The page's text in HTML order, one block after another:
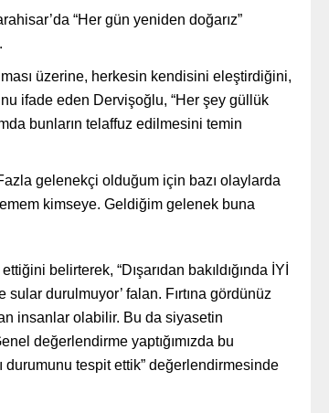
“Her gün yeniden doğarız”
üzerine, herkesin kendisini eleştirdiğini,
ifade eden Dervişoğlu, “Her şey güllük
bunların telaffuz edilmesini temin
gelenekçi olduğum için bazı olaylarda
kimseye. Geldiğim gelenek buna
belirterek, “Dışarıdan bakıldığında İYİ
sular durulmuyor’ falan. Fırtına gördünüz
insanlar olabilir. Bu da siyasetin
değerlendirme yaptığımızda bu
tespit ettik” değerlendirmesinde